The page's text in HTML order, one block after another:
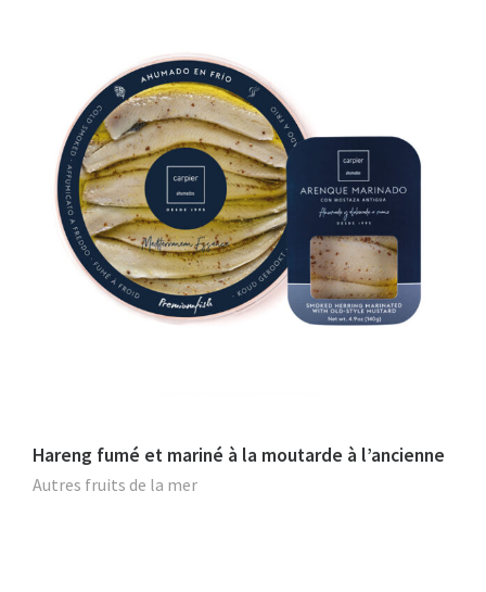
Hareng fumé et mariné à la moutarde à l’ancienne
Autres fruits de la mer